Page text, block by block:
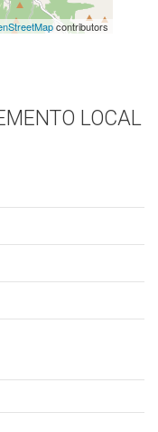
contributors
LOCAL